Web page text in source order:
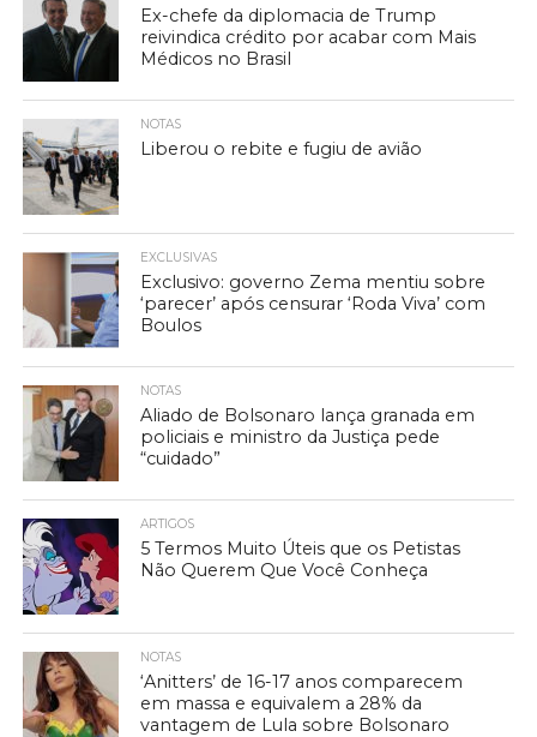
Ex-chefe da diplomacia de Trump
reivindica crédito por acabar com Mais
Médicos no Brasil
NOTAS
Liberou o rebite e fugiu de avião
EXCLUSIVAS
Exclusivo: governo Zema mentiu sobre
‘parecer’ após censurar ‘Roda Viva’ com
Boulos
NOTAS
Aliado de Bolsonaro lança granada em
policiais e ministro da Justiça pede
“cuidado”
ARTIGOS
5 Termos Muito Úteis que os Petistas
Não Querem Que Você Conheça
NOTAS
‘Anitters’ de 16-17 anos comparecem
em massa e equivalem a 28% da
vantagem de Lula sobre Bolsonaro